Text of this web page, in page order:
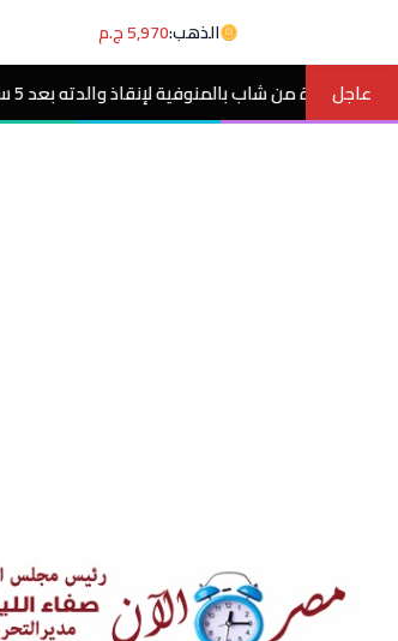
الذهب:5,970 ج.م
عاجل
من المعاناة مع ورم غامض.. فيديو